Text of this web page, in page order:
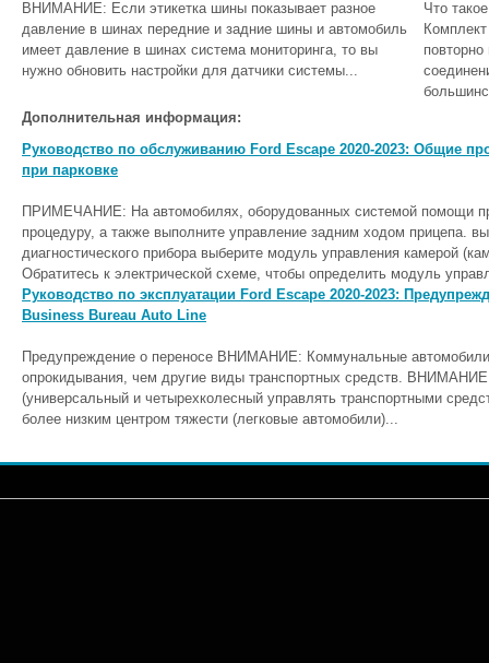
ВНИМАНИЕ: Если этикетка шины показывает разное
давление в шинах передние и задние шины и автомобиль
имеет давление в шинах система мониторинга, то вы
нужно обновить настройки для датчики системы...
Что
Дополнительная информация:
Руководство по обслуживанию Ford Escape 2020-2023: Общие
при парковке
ПРИМЕЧАНИЕ: На автомобилях, оборудованных системой помощи
процедуру, а также выполните управление задним ходом прицепа.
диагностического прибора выберите модуль управления камерой
Обратитесь к электрической схеме, чтобы определить модуль
Руководство по эксплуатации Ford Escape 2020-2023:
Business Bureau Auto Line
Предупреждение о переносе ВНИМАНИЕ: Коммунальные автомобили
опрокидывания, чем другие виды транспортных средств.
(универсальный и четырехколесный управлять транспортными
более низким центром тяжести (легковые автомобили)...